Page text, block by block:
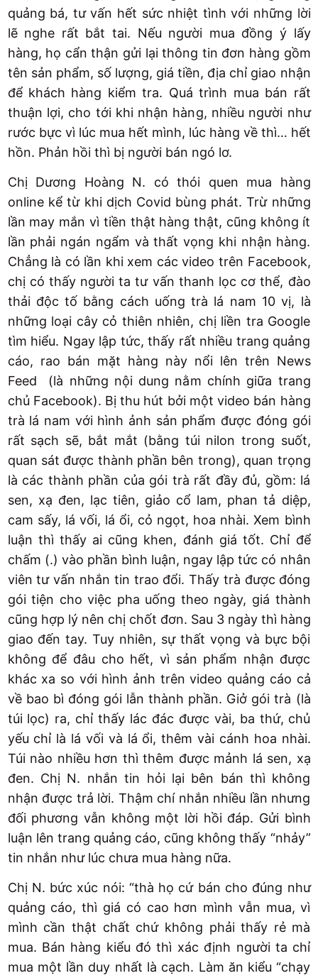
quảng bá, tư vấn hết sức nhiệt tình với những lời
lẽ nghe rất bắt tai. Nếu người mua đồng ý lấy
hàng, họ cẩn thận gửi lại thông tin đơn hàng gồm
tên sản phẩm, số lượng, giá tiền, địa chỉ giao nhận
để khách hàng kiểm tra. Quá trình mua bán rất
thuận lợi, cho tới khi nhận hàng, nhiều người như
rước bực vì lúc mua hết mình, lúc hàng về thì… hết
hồn. Phản hồi thì bị người bán ngó lơ.
Chị Dương Hoàng N. có thói quen mua hàng
online kể từ khi dịch Covid bùng phát. Trừ những
lần may mắn vì tiền thật hàng thật, cũng không ít
lần phải ngán ngẩm và thất vọng khi nhận hàng.
Chẳng là có lần khi xem các video trên Facebook,
chị có thấy người ta tư vấn thanh lọc cơ thể, đào
thải độc tố bằng cách uống trà lá nam 10 vị, là
những loại cây cỏ thiên nhiên, chị liền tra Google
tìm hiểu. Ngay lập tức, thấy rất nhiều trang quảng
cáo, rao bán mặt hàng này nổi lên trên News
Feed (là những nội dung nằm chính giữa trang
chủ Facebook). Bị thu hút bởi một video bán hàng
trà lá nam với hình ảnh sản phẩm được đóng gói
rất sạch sẽ, bắt mắt (bằng túi nilon trong suốt,
quan sát được thành phần bên trong), quan trọng
là các thành phần của gói trà rất đầy đủ, gồm: lá
sen, xạ đen, lạc tiên, giảo cổ lam, phan tả diệp,
cam sấy, lá vối, lá ổi, cỏ ngọt, hoa nhài. Xem bình
luận thì thấy ai cũng khen, đánh giá tốt. Chỉ để
chấm (.) vào phần bình luận, ngay lập tức có nhân
viên tư vấn nhắn tin trao đổi. Thấy trà được đóng
gói tiện cho việc pha uống theo ngày, giá thành
cũng hợp lý nên chị chốt đơn. Sau 3 ngày thì hàng
giao đến tay. Tuy nhiên, sự thất vọng và bực bội
không để đâu cho hết, vì sản phẩm nhận được
khác xa so với hình ảnh trên video quảng cáo cả
về bao bì đóng gói lẫn thành phần. Giở gói trà (là
túi lọc) ra, chỉ thấy lác đác được vài, ba thứ, chủ
yếu chỉ là lá vối và lá ổi, thêm vài cánh hoa nhài.
Túi nào nhiều hơn thì thêm được mảnh lá sen, xạ
đen. Chị N. nhắn tin hỏi lại bên bán thì không
nhận được trả lời. Thậm chí nhắn nhiều lần nhưng
đối phương vẫn không một lời hồi đáp. Gửi bình
luận lên trang quảng cáo, cũng không thấy “nhảy”
tin nhắn như lúc chưa mua hàng nữa.
Chị N. bức xúc nói: “thà họ cứ bán cho đúng như
quảng cáo, thì giá có cao hơn mình vẫn mua, vì
mình cần thật chất chứ không phải thấy rẻ mà
mua. Bán hàng kiểu đó thì xác định người ta chỉ
mua một lần duy nhất là cạch. Làm ăn kiểu “chạy